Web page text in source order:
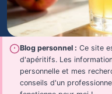
Blog personnel : Ce site
d'apéritifs. Les
personnelle et mes
conseils d'un